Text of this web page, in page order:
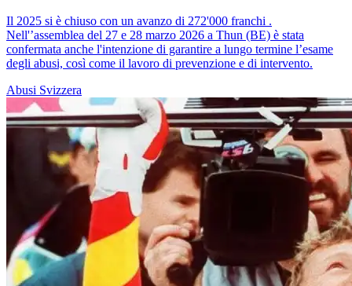
Il 2025 si è chiuso con un avanzo di 272'000 franchi .
Nell'’assemblea del 27 e 28 marzo 2026 a Thun (BE) è stata
confermata anche l'intenzione di garantire a lungo termine l’esame
degli abusi, così come il lavoro di prevenzione e di intervento.
Abusi Svizzera